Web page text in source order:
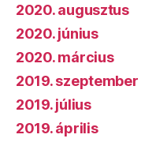
2020. augusztus
2020. június
2020. március
2019. szeptember
2019. július
2019. április